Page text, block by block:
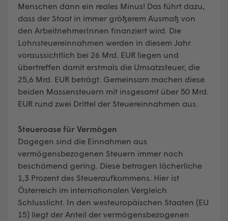
Menschen dann ein reales Minus! Das führt dazu,
dass der Staat in immer größerem Ausmaß von
den ArbeitnehmerInnen finanziert wird. Die
Lohnsteuereinnahmen werden in diesem Jahr
voraussichtlich bei 26 Mrd. EUR liegen und
übertreffen damit erstmals die Umsatzsteuer, die
25,6 Mrd. EUR beträgt. Gemeinsam machen diese
beiden Massensteuern mit insgesamt über 50 Mrd.
EUR rund zwei Drittel der Steuereinnahmen aus.
Steueroase für Vermögen
Dagegen sind die Einnahmen aus
vermögensbezogenen Steuern immer noch
beschämend gering. Diese betragen lächerliche
1,3 Prozent des Steueraufkommens. Hier ist
Österreich im internationalen Vergleich
Schlusslicht. In den westeuropäischen Staaten (EU
15) liegt der Anteil der vermögensbezogenen